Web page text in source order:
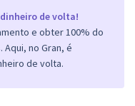
de volta!
e obter 100% do
no Gran, é
de volta.